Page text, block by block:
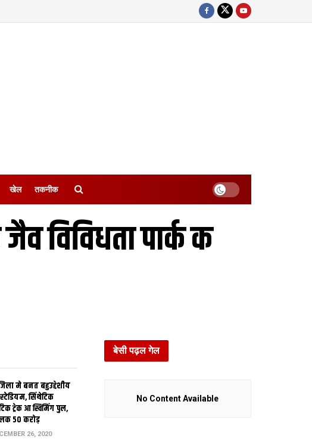
खेल तकनीक
विविधता पार्क क
मे बनत बहुउद्देशीय
सिंथेटिक
ट्रेक आ स्विमिंग पुल,
50 करोड़
26, 2020
बेसी पढ़ल गेल
No Content Available